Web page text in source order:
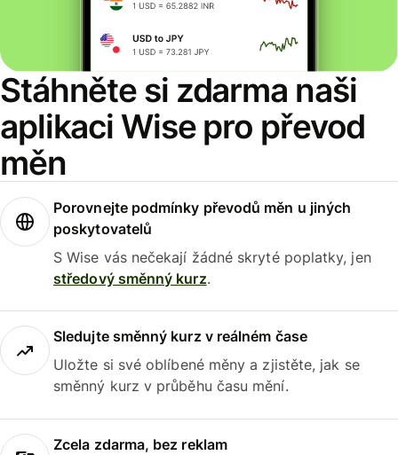
Stáhněte si zdarma naši
aplikaci Wise pro převod
měn
Porovnejte podmínky převodů měn u jiných
poskytovatelů
S Wise vás nečekají žádné skryté poplatky, jen
středový směnný kurz.
Sledujte směnný kurz v reálném čase
Uložte si své oblíbené měny a zjistěte, jak se
směnný kurz v průběhu času mění.
Zcela zdarma, bez reklam